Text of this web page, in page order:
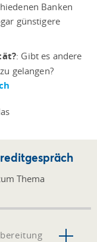
Banken
günstigere
: Gibt es andere
gelangen?
Thema